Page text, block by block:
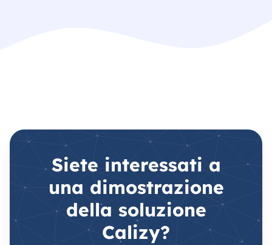
Siete interessati a
una dimostrazione
della soluzione
Calizy?